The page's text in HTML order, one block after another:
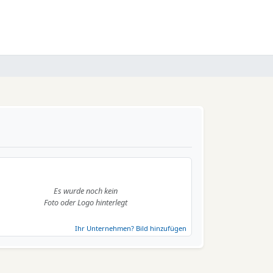
Es wurde noch kein
Foto oder Logo hinterlegt
Ihr Unternehmen? Bild hinzufügen